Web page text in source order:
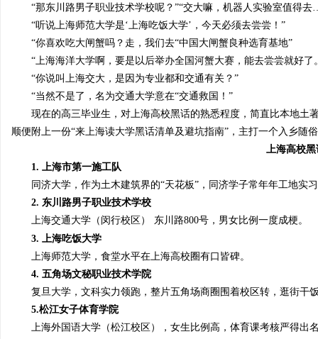
“那东川路男子职业技术学校呢？”“交大嘛，机器人实验室值得
“听说上海师范大学是‘上海吃饭大学’，今天必须去尝尝！”
“你喜欢吃大闸蟹吗？走，我们去“中国大闸蟹良种选育基地”
“上海海洋大学啊，要是以后举办全国河蟹大赛，能去尝尝就好了
“你说叫上海交大，是因为专业都和交通有关？”
“当然不是了，名为交通大学意在“交通救国！”
现在的高三毕业生 ， 对上海高校黑话的熟悉程度，简直比本地土
顺便附上一份“来上海读大学黑话清单及避坑指南”，主打一个入乡随
上海高校
1. 上海市第一施工队
同济大学 ， 作为土木建筑界的“天花板”，同济学子常年年工地实
2. 东川路男子职业技术学校
上海交通大学（闵行校区）
东川路800号，男女比例一度成梗。
3. 上海吃饭大学
上海师范大学 ， 食堂水平在上海高校圈有口皆碑。
4. 五角场文秘职业技术学院
复旦大学 ， 文科实力领跑，整片五角场商圈围着校区转，逛街干
5.松江女子体育学院
上海外国语大学（松江校区）
， 女生比例高，体育课考核严得出
探索The Row：奢华极简主义时尚品牌的崛
起与魅力解析